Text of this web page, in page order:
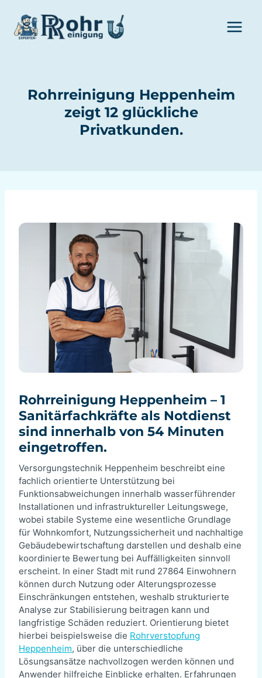
Inhalt
springen
Rohrreinigung Heppenheim
zeigt 12 glückliche
Privatkunden.
Rohrreinigung Heppenheim – 1
Sanitärfachkräfte als Notdienst
sind innerhalb von 54 Minuten
eingetroffen.
Versorgungstechnik Heppenheim beschreibt eine
fachlich orientierte Unterstützung bei
Funktionsabweichungen innerhalb wasserführender
Installationen und infrastruktureller Leitungswege,
wobei stabile Systeme eine wesentliche Grundlage
für Wohnkomfort, Nutzungssicherheit und nachhaltige
Gebäudebewirtschaftung darstellen und deshalb eine
koordinierte Bewertung bei Auffälligkeiten sinnvoll
erscheint. In einer Stadt mit rund 27864 Einwohnern
können durch Nutzung oder Alterungsprozesse
Einschränkungen entstehen, weshalb strukturierte
Analyse zur Stabilisierung beitragen kann und
langfristige Schäden reduziert. Orientierung bietet
hierbei beispielsweise die Rohrverstopfung
Heppenheim, über die unterschiedliche
Lösungsansätze nachvollzogen werden können und
Anwender hilfreiche Einblicke erhalten. Erfahrungen